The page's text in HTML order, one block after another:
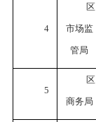
4
区
市场监
管局
5
区
商务局